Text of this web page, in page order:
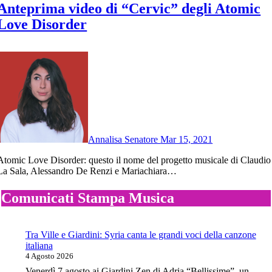
video di “Cervic” degli Atomic
Disorder
Annalisa SenatoreMar 15, 2021
musicale di Claudio
Sala, Alessandro De Renzi e Mariachiara…
Comunicati Stampa Musica
Tra Ville e Giardini: Syria canta le grandi voci della canzone
italiana
4 Agosto 2026